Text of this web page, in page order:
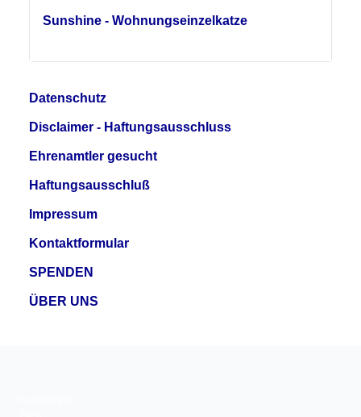
Sunshine - Wohnungseinzelkatze
Datenschutz
Disclaimer - Haftungsausschluss
Ehrenamtler gesucht
Haftungsausschluß
Impressum
Kontaktformular
SPENDEN
ÜBER UNS